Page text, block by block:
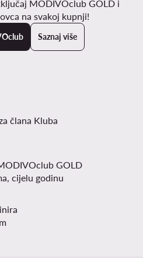
MODIVOclub GOLD i
na svakoj kupnji!
Saznaj više
člana Kluba
GOLD
cijelu godinu